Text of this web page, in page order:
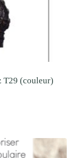
T29 (couleur)